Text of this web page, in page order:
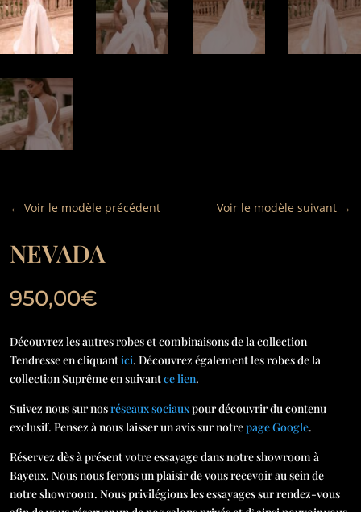
← Voir le modèle précédent Voir le modèle suivant →
NEVADA
950,00€
Découvrez les autres robes et combinaisons de la collection
Tendresse en cliquantici. Découvrez également les robes de la
collection Suprême en suivantce lien.
Suivez nous sur nosréseaux sociauxpour découvrir du contenu
exclusif. Pensez à nous laisser un avis sur notrepage Google.
Réservez dès à présent votre essayage dans notre showroom à
Bayeux. Nous nous ferons un plaisir de vous recevoir au sein de
notre showroom. Nous privilégions les essayages sur rendez-vous